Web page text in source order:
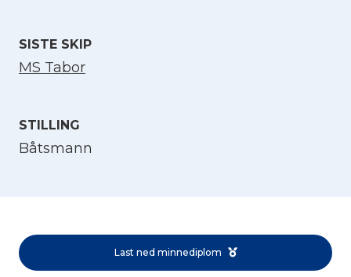
SISTE SKIP
MS Tabor
STILLING
Båtsmann
Last ned minnediplom